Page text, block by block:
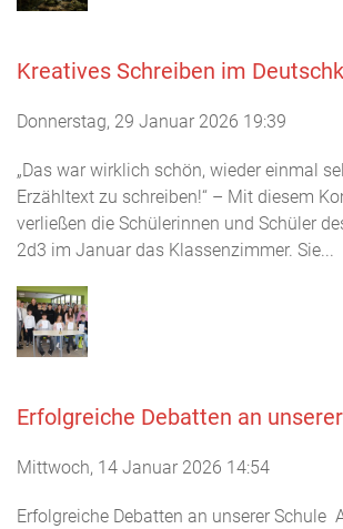
Kreatives Schreiben im
Donnerstag, 29 Januar 2026 19:39
„Das war wirklich schön, wieder einmal
Erzähltext zu schreiben!“ – Mit diesem
verließen die Schülerinnen und Schüler
2d3 im Januar das Klassenzimmer. Sie...
Erfolgreiche Debatten an
Mittwoch, 14 Januar 2026 14:54
Erfolgreiche Debatten an unserer Schule